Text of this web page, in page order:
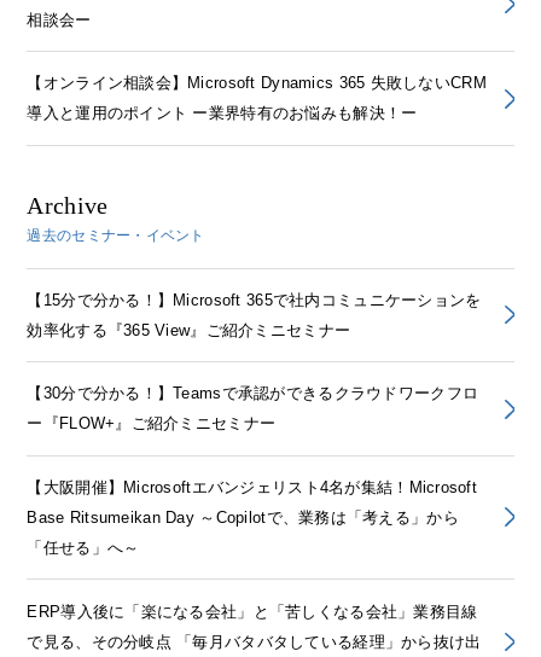
相談会ー
【オンライン相談会】Microsoft Dynamics 365 失敗しないCRM
導入と運用のポイント ー業界特有のお悩みも解決！ー
Archive
過去のセミナー・イベント
【15分で分かる！】Microsoft 365で社内コミュニケーションを
効率化する『365 View』ご紹介ミニセミナー
【30分で分かる！】Teamsで承認ができるクラウドワークフロ
ー『FLOW+』ご紹介ミニセミナー
【大阪開催】Microsoftエバンジェリスト4名が集結！Microsoft
Base Ritsumeikan Day ～Copilotで、業務は「考える」から
「任せる」へ～
ERP導入後に「楽になる会社」と「苦しくなる会社」業務目線
で見る、その分岐点 「毎月バタバタしている経理」から抜け出